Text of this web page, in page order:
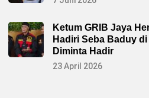
Ketum GRIB Jaya
Hadiri Seba Baduy
Diminta Hadir
23 April 2026